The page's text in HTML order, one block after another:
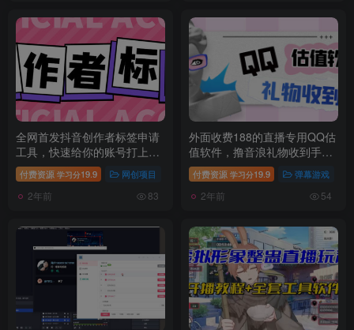
全网首发抖音创作者标签申请
工具，快速给你的账号打上标
签【标签脚本+使用教程】
付费资源 学习分19.9 网创项目
2年前 83
外面收费188的直播专用QQ估
值软件，撸音浪礼物收到手软
【估值软件+详细教程】
付费资源 学习分19.9 弹幕游戏
2年前 54